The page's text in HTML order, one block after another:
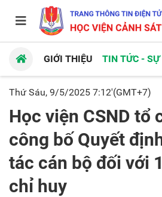
GIỚI THIỆU TIN TỨC - SỰ
Thứ Sáu, 9/5/2025 7:12'(GMT+7)
Học viện CSND tổ
công bố Quyết
tác cán bộ đối với
chỉ huy